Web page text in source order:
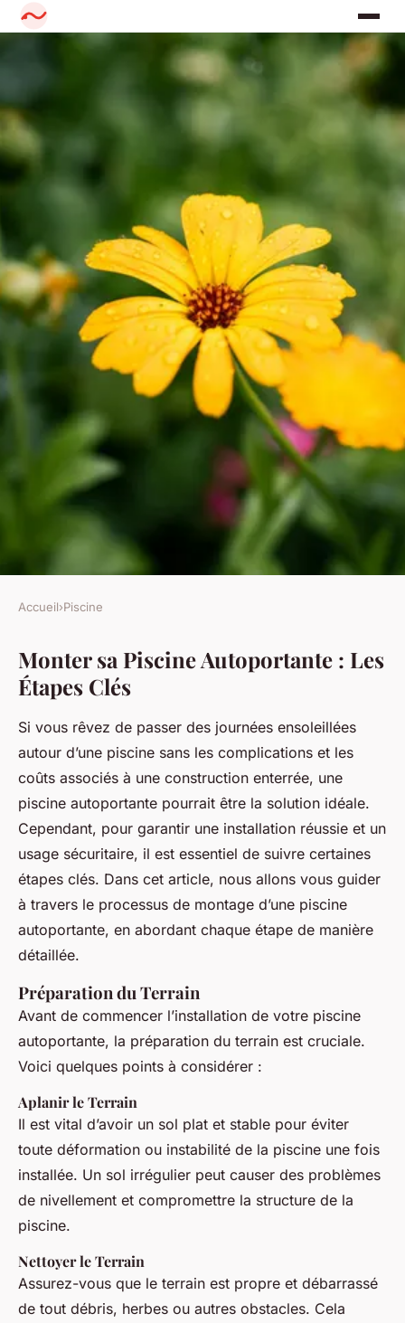
Monter sa piscine
autoportante : les étapes clés
Iris •18 novembre 2024•6 min de lecture
Accueil›Piscine
Monter sa Piscine Autoportante : Les
Étapes Clés
Si vous rêvez de passer des journées ensoleillées
autour d’une piscine sans les complications et les
coûts associés à une construction enterrée, une
piscine autoportante pourrait être la solution idéale.
Cependant, pour garantir une installation réussie et un
usage sécuritaire, il est essentiel de suivre certaines
étapes clés. Dans cet article, nous allons vous guider
à travers le processus de montage d’une piscine
autoportante, en abordant chaque étape de manière
détaillée.
Préparation du Terrain
Avant de commencer l’installation de votre piscine
autoportante, la préparation du terrain est cruciale.
Voici quelques points à considérer :
Aplanir le Terrain
Il est vital d’avoir un sol plat et stable pour éviter
toute déformation ou instabilité de la piscine une fois
installée. Un sol irrégulier peut causer des problèmes
de nivellement et compromettre la structure de la
piscine.
Nettoyer le Terrain
Assurez-vous que le terrain est propre et débarrassé
de tout débris, herbes ou autres obstacles. Cela